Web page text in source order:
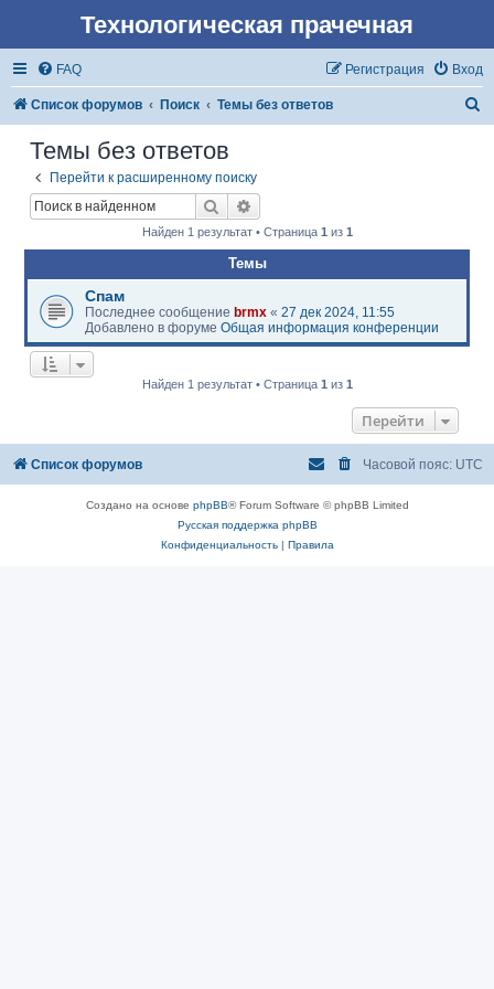
Технологическая прачечная
FAQ Вход
Регистрация
Список форумов Поиск Темы без ответов
Темы без ответов
Перейти к расширенному поиску
Поиск
Найден 1 результат • Страница 1 из 1
Темы
Спам
Последнее сообщение brmx« 27 дек 2024, 11:55
Добавлено в форуме Общая информация конференции
Найден 1 результат • Страница 1 из 1
Перейти
Список форумов Часовой пояс: UTC
Создано на основе phpBB® Forum Software © phpBB Limited
Русская поддержка phpBB
Конфиденциальность| Правила